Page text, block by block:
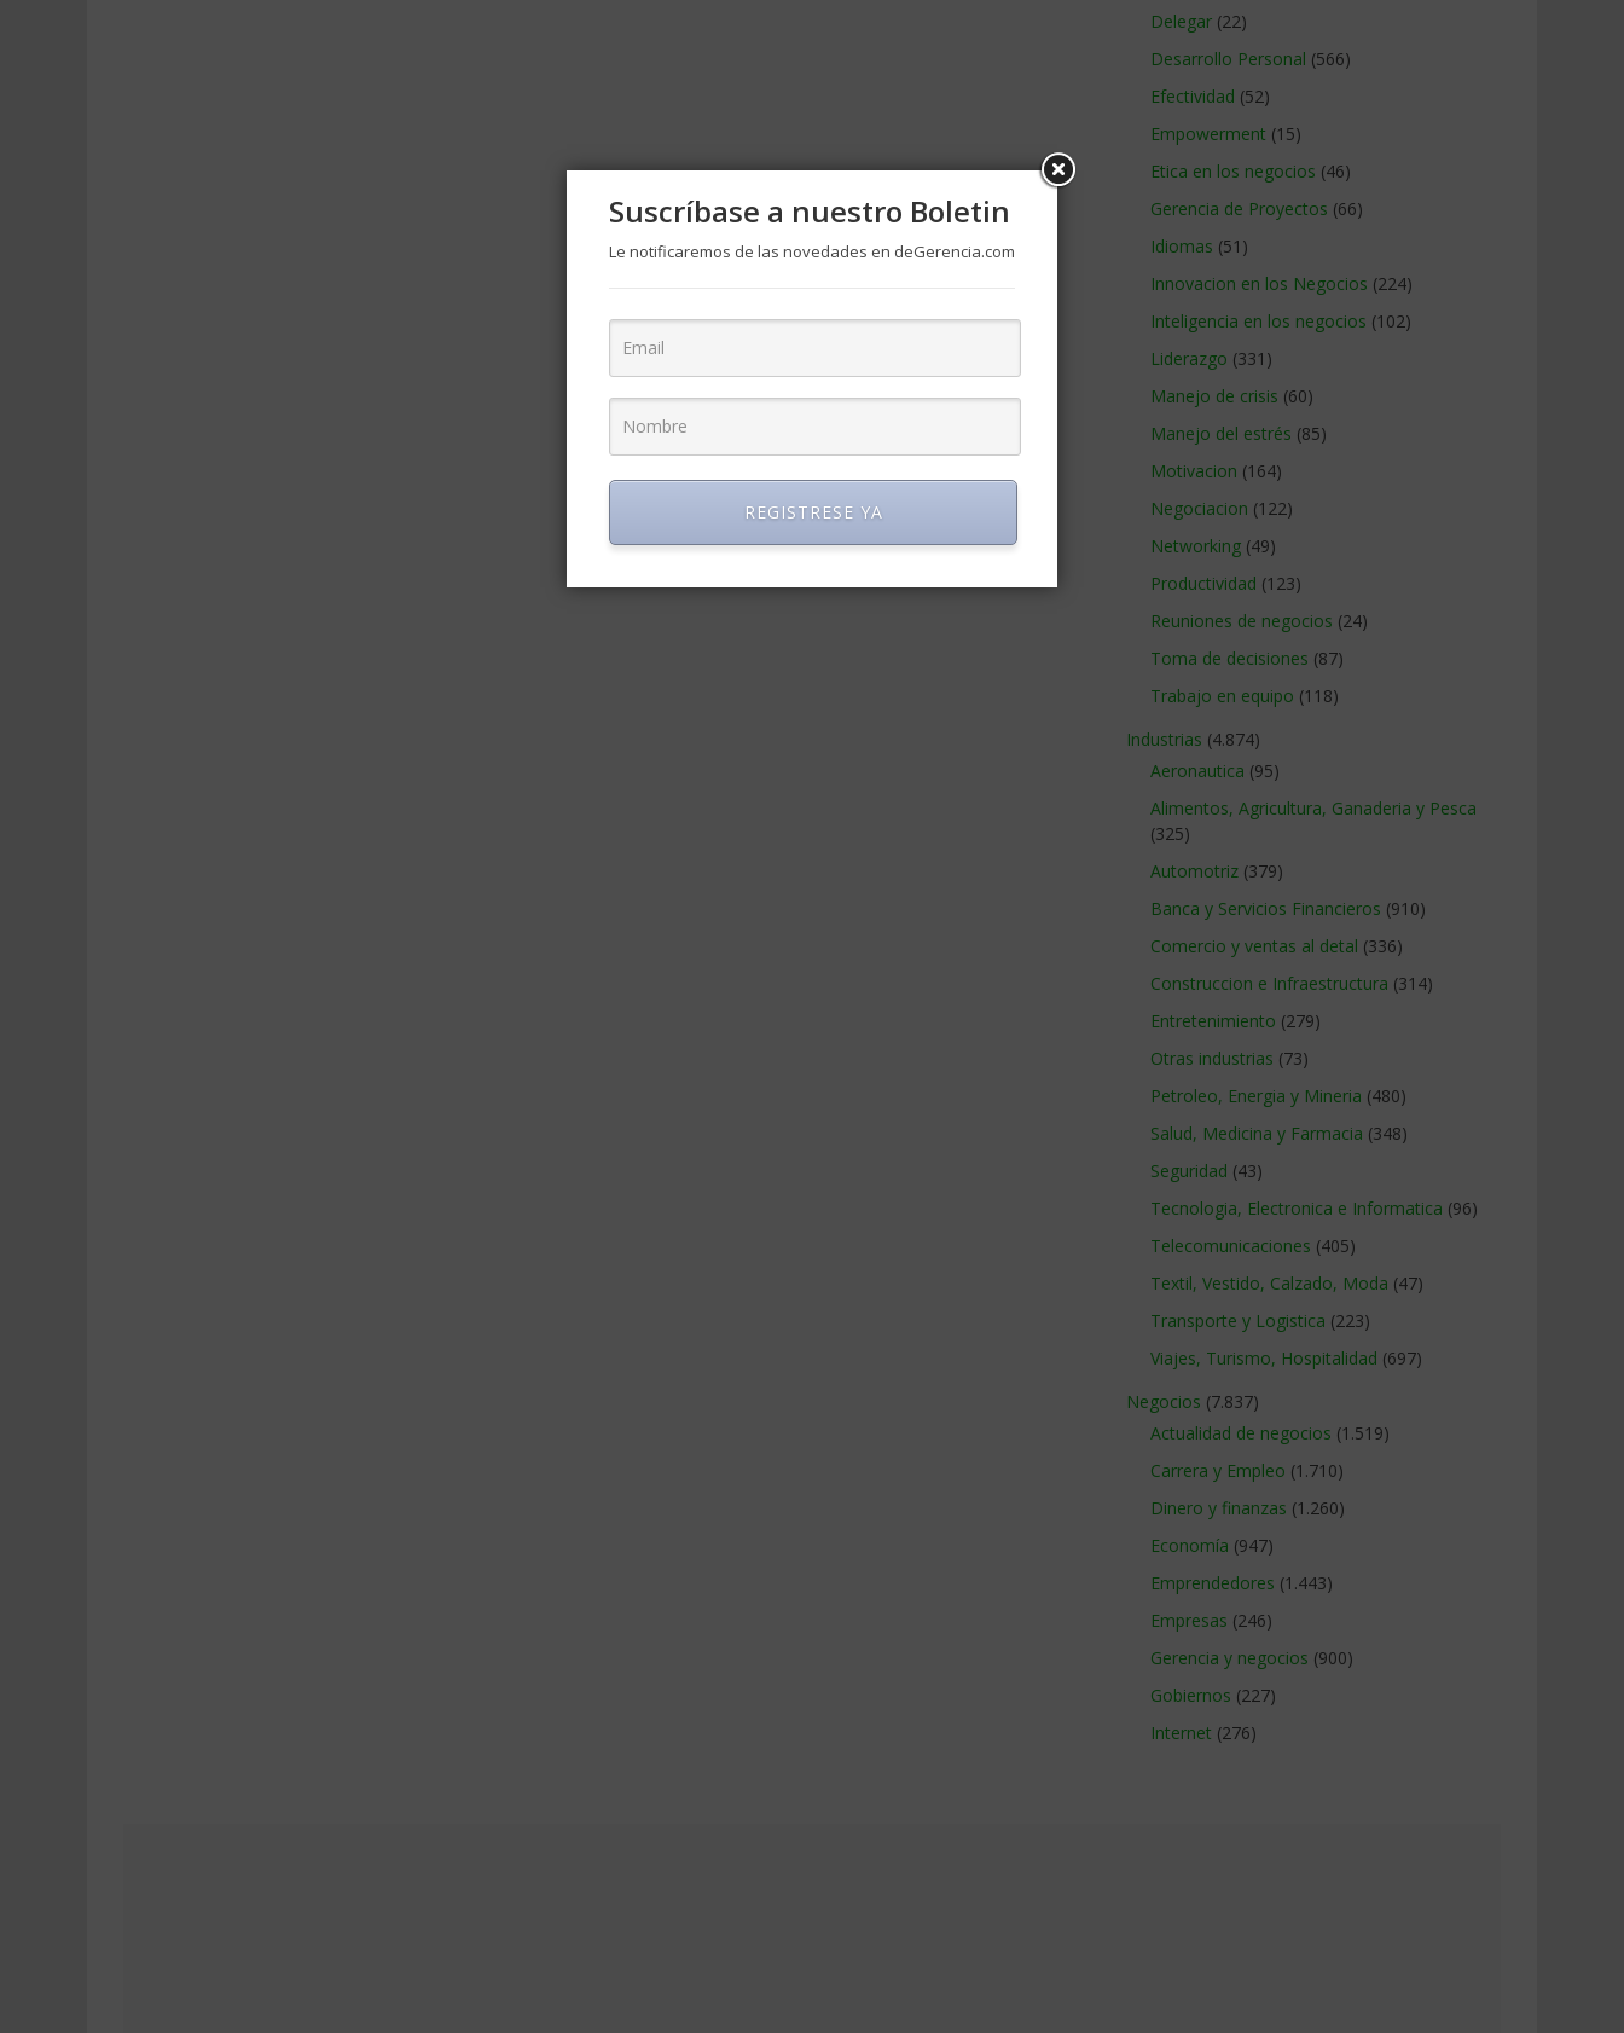
Delegar (22)
Desarrollo Personal (566)
Efectividad (52)
Empowerment (15)
Etica en los negocios (46)
Gerencia de Proyectos (66)
Idiomas (51)
Innovacion en los Negocios (224)
Inteligencia en los negocios (102)
Liderazgo (331)
Manejo de crisis (60)
Manejo del estrés (85)
Motivacion (164)
Negociacion (122)
Networking (49)
Productividad (123)
Reuniones de negocios (24)
Toma de decisiones (87)
Trabajo en equipo (118)
Industrias (4.874)
Aeronautica (95)
Alimentos, Agricultura, Ganaderia y Pesca
(325)
Automotriz (379)
Banca y Servicios Financieros (910)
Comercio y ventas al detal (336)
Construccion e Infraestructura (314)
Entretenimiento (279)
Otras industrias (73)
Petroleo, Energia y Mineria (480)
Salud, Medicina y Farmacia (348)
Seguridad (43)
Tecnologia, Electronica e Informatica (96)
Telecomunicaciones (405)
Textil, Vestido, Calzado, Moda (47)
Transporte y Logistica (223)
Viajes, Turismo, Hospitalidad (697)
Negocios (7.837)
Actualidad de negocios (1.519)
Carrera y Empleo (1.710)
Dinero y finanzas (1.260)
Economía (947)
Emprendedores (1.443)
Empresas (246)
Gerencia y negocios (900)
Gobiernos (227)
Internet (276)
Suscríbase a nuestro Boletin
Le notificaremos de las novedades en deGerencia.com
REGISTRESE YA